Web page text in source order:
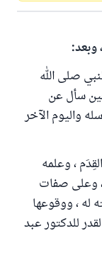
وبعد:
صلى الله
سأل عن
واليوم الآخر
، وعلمه
وعلى صفات
له ، ووقوعها
للدكتور عبد